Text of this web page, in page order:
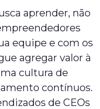
aprender, não
equipe e com os
agregar valor à
cultura de
contínuos.
de CEOs